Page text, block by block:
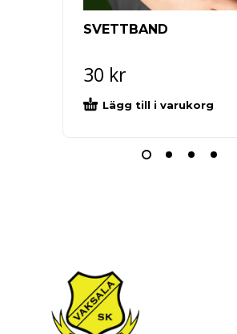
SVETTBAND
30 kr
Lägg till i varukorg